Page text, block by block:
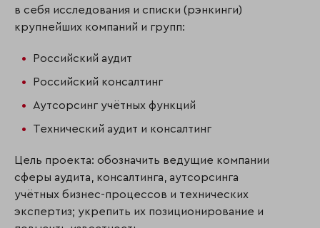
в себя исследования и списки (рэнкинги)
крупнейших компаний и групп:
Российский аудит
Российский консалтинг
Аутсорсинг учётных функций
Технический аудит и консалтинг
Цель проекта: обозначить ведущие компании
сферы аудита, консалтинга, аутсорсинга
учётных бизнес-процессов и технических
экспертиз; укрепить их позиционирование и